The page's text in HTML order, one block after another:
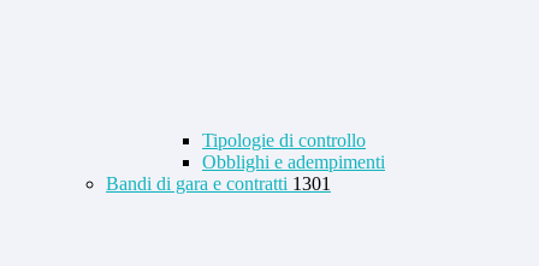
Tipologie di controllo
Obblighi e adempimenti
Bandi di gara e contratti 1301